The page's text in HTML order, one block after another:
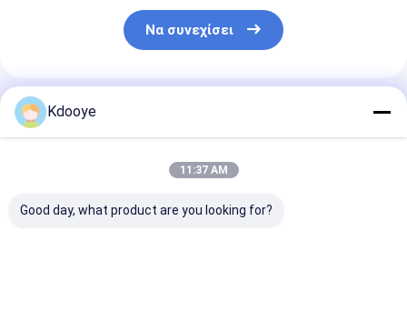
Να συνεχίσει
Συνιστώμενα Προϊόντα
Kdooye
11:37 AM
Good day, what product are you looking for?